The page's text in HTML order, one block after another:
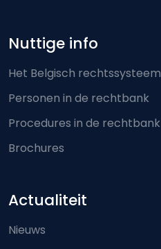
Nuttige info
Het Belgisch rechtssysteem
Personen in de rechtbank
Procedures in de rechtbank
Brochures
Actualiteit
Nieuws